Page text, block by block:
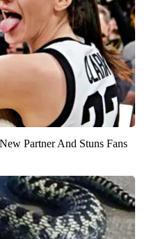
Partner And Stuns Fans